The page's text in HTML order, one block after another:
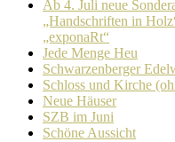
Ab 4. Juli neue
„Handschriften in
„exponaRt“
Jede Menge Heu
Schwarzenberger
Schloss und Kirche
Neue Häuser
SZB im Juni
Schöne Aussicht